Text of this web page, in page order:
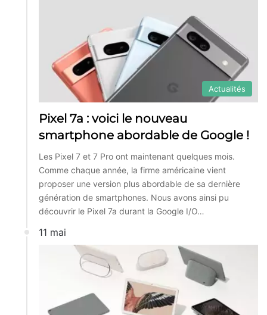
Actualités
Pixel 7a : voici le nouveau
smartphone abordable de Google !
Les Pixel 7 et 7 Pro ont maintenant quelques mois.
Comme chaque année, la firme américaine vient
proposer une version plus abordable de sa dernière
génération de smartphones. Nous avons ainsi pu
découvrir le Pixel 7a durant la Google I/O…
11 mai